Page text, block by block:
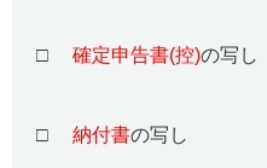
□ 確定申告書(控)の写し
□ 納付書の写し